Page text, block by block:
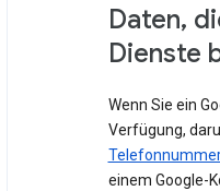
Daten,
Dienste
Wenn Sie ein
Verfügung,
einem Google-